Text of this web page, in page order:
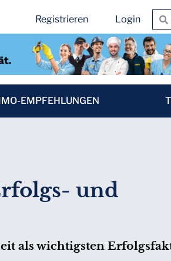
Registrieren Login
EMPFEHLUNGEN
und
als wichtigsten